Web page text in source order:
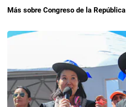
Más sobre Congreso de la República